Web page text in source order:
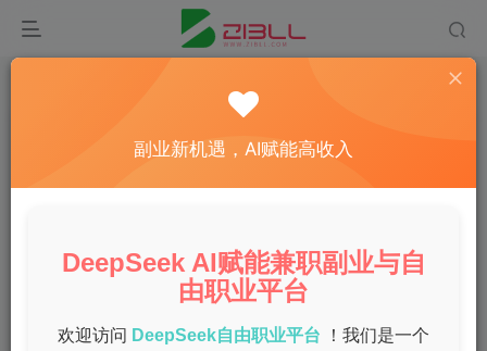
寻找适合你的副业项目，开启财富增长之路！
关注 私信
在当前经济形势下，越来越多的人开始关注副业项目，以增
加收入来源和谋求财务自由。本文将帮助你探索适合自己的
副业项目，并提供一些实用的，助你开启财富增长之路。
副业新机遇，AI赋能高收入
DeepSeek AI赋能兼职副业与自
由职业平台
欢迎访问 DeepSeek自由职业平台
！我们是一个